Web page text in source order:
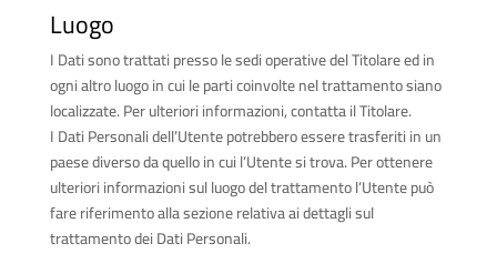
Luogo
I Dati sono trattati presso le sedi operative del Titolare ed in
ogni altro luogo in cui le parti coinvolte nel trattamento siano
localizzate. Per ulteriori informazioni, contatta il Titolare.
I Dati Personali dell’Utente potrebbero essere trasferiti in un
paese diverso da quello in cui l’Utente si trova. Per ottenere
ulteriori informazioni sul luogo del trattamento l’Utente può
fare riferimento alla sezione relativa ai dettagli sul
trattamento dei Dati Personali.